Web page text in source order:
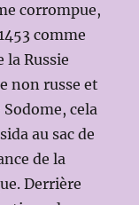
corrompue,
comme
Russie
non russe et
cela
au sac de
de la
Derrière